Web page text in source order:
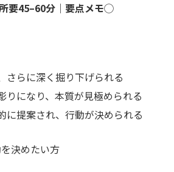
要45–60分｜要点メモ◯
さらに深く掘り下げられる
りになり、本質が見極められる
に提案され、行動が決められる
決めたい方